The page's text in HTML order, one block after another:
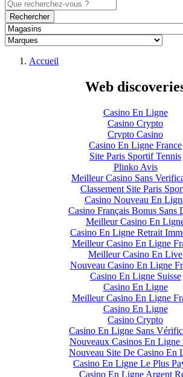
Rechercher
Accueil
Web
Casino En Ligne
Casino Crypto
Crypto Casino
Casino En Ligne France
Site Paris Sportif Tennis
Plinko Avis
Meilleur Casino Sans
Classement Site Paris
Casino Nouveau En
Casino Français Bonus Sans
Meilleur Casino En
Casino En Ligne Retrait
Meilleur Casino En Ligne
Meilleur Casino En Live
Nouveau Casino En Ligne
Casino En Ligne Suisse
Casino En Ligne
Meilleur Casino En Ligne
Casino En Ligne
Casino Crypto
Casino En Ligne Sans
Nouveaux Casinos En Ligne
Nouveau Site De Casino En
Casino En Ligne Le Plus
Casino En Ligne Argent